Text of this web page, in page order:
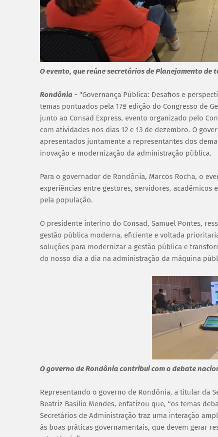
O evento, que reúne secretários de Planejamento de
Rondônia - “Governança Pública: Desafios e
temas pontuados pela 17ª edição do Congresso de
junto ao Consad Express, evento organizado pelo
com atividades nos dias 12 e 13 de dezembro. O
apresentados juntamente a representantes dos
inovação e modernização da administração pública.
Para o governador de Rondônia, Marcos Rocha, o
experiências entre gestores, servidores,
pela população.
O presidente interino do Consad, Samuel Pontes,
gestão pública moderna, eficiente e voltada
soluções para modernizar a gestão pública e
do nosso dia a dia na administração da máquina
O governo de Rondônia contribui com o debate
Representando o governo de Rondônia, a titular da
Beatriz Basílio Mendes, enfatizou que, “os temas
Secretários de Administração traz uma interação
às boas práticas governamentais, que devem gerar